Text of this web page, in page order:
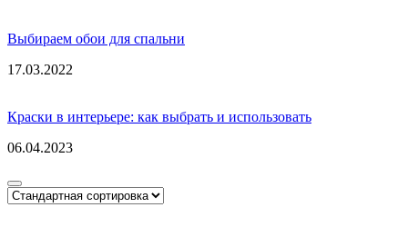
Выбираем обои для спальни
17.03.2022
Краски в интерьере: как выбрать и использовать
06.04.2023